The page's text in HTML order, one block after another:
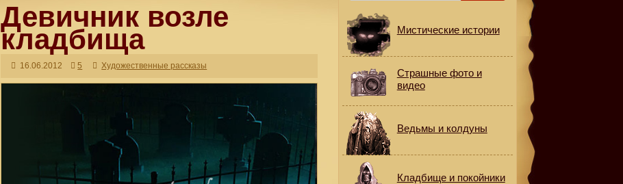
Девичник возле
кладбища
16.06.2012 5 Художественные рассказы
Мистические истории
Страшные фото и
видео
Ведьмы и колдуны
Кладбище и покойники